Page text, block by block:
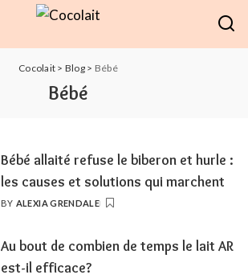
Cocolait > Blog > Bébé
Bébé
Bébé allaité refuse le biberon et hurle :
les causes et solutions qui marchent
POSTED
BY ALEXIA GRENDALE
Au bout de combien de temps le lait AR
est-il efficace?